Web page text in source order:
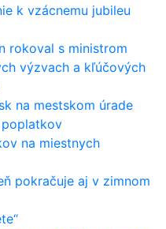
k vzácnemu jubileu
rokoval s ministrom
výzvach a kľúčových
na mestskom úrade
poplatkov
na miestnych
pokračuje aj v zimnom